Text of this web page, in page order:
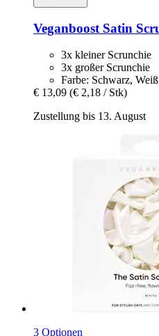
Veganboost Satin
3x kleiner Scrunchie
3x großer Scrunchie
Farbe: Schwarz,
€ 13,09 (€ 2,18 / Stk)
Zustellung bis 13. August
3 Optionen